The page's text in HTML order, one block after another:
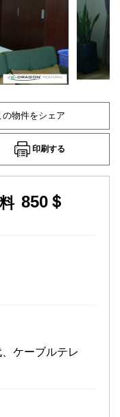
の物件をシェア
印刷する
850＄
ケーブルテレ